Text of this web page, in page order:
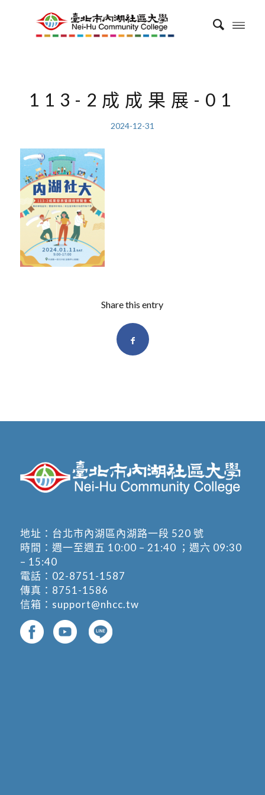
113-2成成果展-01
2024-12-31
Share this entry
地址： 台北市內湖區內湖路一段 520 號
時間：週一至週五 10:00 – 21:40 ；週六 09:30
– 15:40
電話： 02-8751-1587
傳真：8751-1586
信箱： support@nhcc.tw